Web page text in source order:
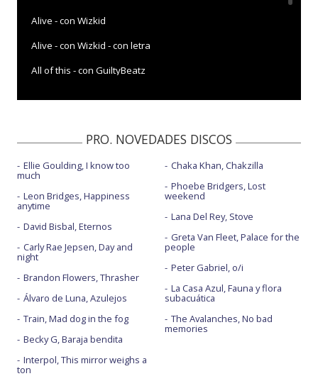
Alive - con Wizkid
Alive - con Wizkid - con letra
All of this - con GuiltyBeatz
Blue lights - BBC Radio 1 Live Lounge
Blue lights - Mercury Prize 2018
Blue lights - Sounds like friday night
Blue lights - The Biggest Weekend 2018
Blue lights - versión 1
Bussdown - con Shaybo - Radio 1's Big Weekend 2021
Bussdown - con Shaybo - Vevo Live Performance
By any means
Come over - con Popcaan
PRO. NOVEDADES DISCOS
Ellie Goulding, I know too
much
Leon Bridges, Happiness
anytime
David Bisbal, Eternos
Carly Rae Jepsen, Day and
night
Brandon Flowers, Thrasher
Álvaro de Luna, Azulejos
Train, Mad dog in the fog
Becky G, Baraja bendita
Interpol, This mirror weighs a
ton
Chaka Khan, Chakzilla
Phoebe Bridgers, Lost
weekend
Lana Del Rey, Stove
Greta Van Fleet, Palace for the
people
Peter Gabriel, o/i
La Casa Azul, Fauna y flora
subacuática
The Avalanches, No bad
memories